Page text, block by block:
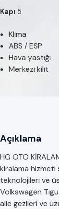
Kapı 5
Klima
ABS / ESP
Hava yastığı
Merkezi kilit
Açıklama
HG OTO
kiralama hizmeti
teknolojileri ve
Volkswagen
aile gezileri ve